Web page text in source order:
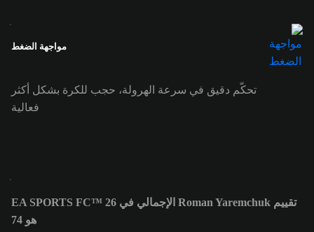
مواجهة الضغط
تحكّم دقيق في سرعة الهرولة، حجب للكرة بشكل أكثر
فعالية
تقييم Roman Yaremchuk الإجمالي في EA SPORTS FC™ 26
هو 74